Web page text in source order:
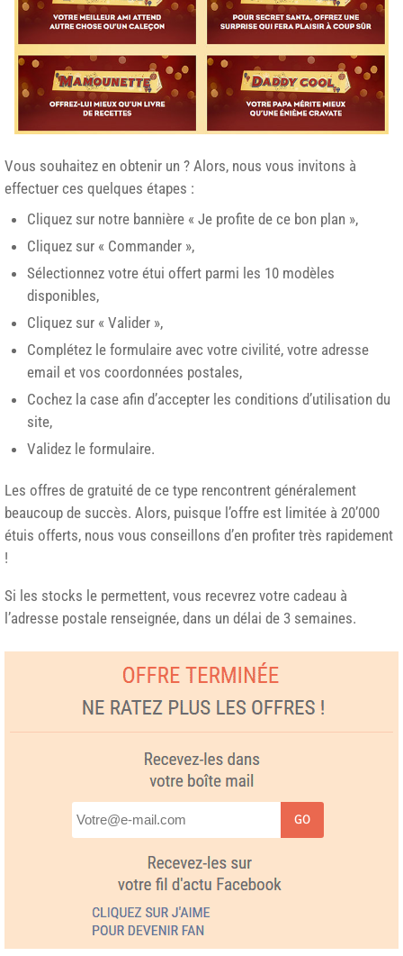
Vous souhaitez en obtenir un ? Alors, nous vous invitons à
effectuer ces quelques étapes :
Cliquez sur notre bannière « Je profite de ce bon plan »,
Cliquez sur « Commander »,
Sélectionnez votre étui offert parmi les 10 modèles
disponibles,
Cliquez sur « Valider »,
Complétez le formulaire avec votre civilité, votre adresse
email et vos coordonnées postales,
Cochez la case afin d’accepter les conditions d’utilisation du
site,
Validez le formulaire.
Les offres de gratuité de ce type rencontrent généralement
beaucoup de succès. Alors, puisque l’offre est limitée à 20’000
étuis offerts, nous vous conseillons d’en profiter très rapidement
!
Si les stocks le permettent, vous recevrez votre cadeau à
l’adresse postale renseignée, dans un délai de 3 semaines.
GO